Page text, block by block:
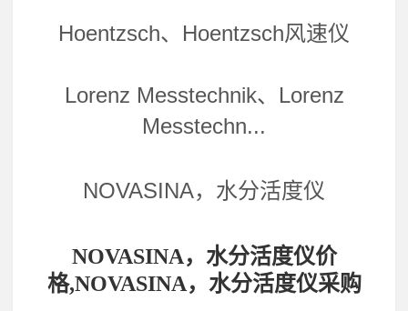
Hoentzsch、Hoentzsch风速仪
Lorenz Messtechnik、Lorenz
Messtechn...
NOVASINA，水分活度仪
NOVASINA，水分活度仪价
格,NOVASINA，水分活度仪采购